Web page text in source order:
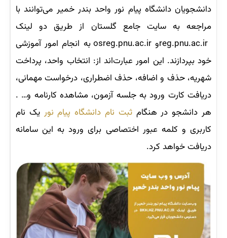
دانشجویان دانشگاه پیام نور واحد بندر خمیر می‌توانند با
مراجعه به سایت جامع گلستان از طریق دو لینک
reg.pnu.ac.irو osreg.pnu.ac.ir به انجام امور آموزشی
خود بپردازند. این امور عبارت‌اند از: انتخاب واحد، پرداخت
شهریه، حذف و اضافه، حذف اضطراری، درخواست مهمانی،
دریافت کارت ورود به جلسه آزمون، مشاهده کارنامه و… .
هر دانشجو در هنگامثبت نام دانشگاه پیام نور یک نام
کاربری و کلمه عبور اختصاصی برای ورود به این سامانه
دریافت خواهد کرد.